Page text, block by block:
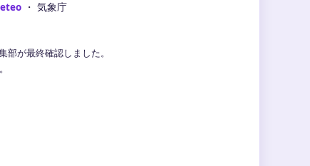
・ 気象庁
が最終確認しました。